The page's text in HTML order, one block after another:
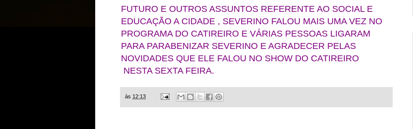
FUTURO E OUTROS ASSUNTOS REFERENTE AO SOCIAL E
EDUCAÇÃO A CIDADE , SEVERINO FALOU MAIS UMA VEZ NO
PROGRAMA DO CATIREIRO E VÁRIAS PESSOAS LIGARAM
PARA PARABENIZAR SEVERINO E AGRADECER PELAS
NOVIDADES QUE ELE FALOU NO SHOW DO CATIREIRO
NESTA SEXTA FEIRA.
às 12:13